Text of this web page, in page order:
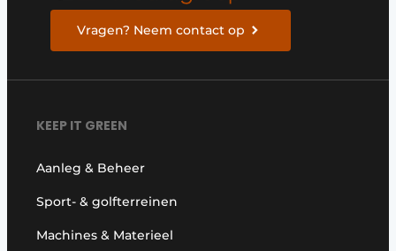
Vragen? Neem contact op
KEEP IT GREEN
Aanleg & Beheer
Sport- & golfterreinen
Machines & Materieel